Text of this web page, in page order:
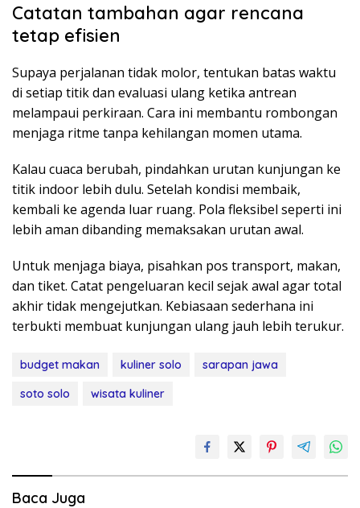
Catatan tambahan agar rencana
tetap efisien
Supaya perjalanan tidak molor, tentukan batas waktu
di setiap titik dan evaluasi ulang ketika antrean
melampaui perkiraan. Cara ini membantu rombongan
menjaga ritme tanpa kehilangan momen utama.
Kalau cuaca berubah, pindahkan urutan kunjungan ke
titik indoor lebih dulu. Setelah kondisi membaik,
kembali ke agenda luar ruang. Pola fleksibel seperti ini
lebih aman dibanding memaksakan urutan awal.
Untuk menjaga biaya, pisahkan pos transport, makan,
dan tiket. Catat pengeluaran kecil sejak awal agar total
akhir tidak mengejutkan. Kebiasaan sederhana ini
terbukti membuat kunjungan ulang jauh lebih terukur.
budget makan kuliner solo
sarapan jawa
soto solo
wisata kuliner
Baca Juga